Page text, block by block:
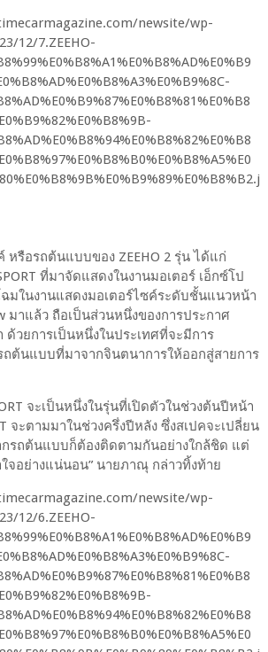
หรือรถต้นแบบของ ZEEHO 2 รุ่น ได้แก่
ที่มาจัดแสดงในงานมอเตอร์ เอ็กซ์โป
ฉมในงานแสดงมอเตอร์ไซค์ระดับชั้นแนวหน้า
มาแล้ว ถือเป็นส่วนหนึ่งของการประกาศ
ด้วยการเป็นหนึ่งในประเทศที่จะมีการ
ถต้นแบบที่มาจากจินตนาการให้ออกสู่สายการ
จะเป็นหนึ่งในรุ่นที่เปิดตัวในช่วงต้นปีหน้า
จะตามมาในช่วงครึ่งปีหลัง ซึ่งสเปคจะเปลี่ยน
รถต้นแบบก็ต้องติดตามกันอย่างใกล้ชิด แต่
จอย่างแน่นอน” นายภาณุ กล่าวทิ้งท้าย